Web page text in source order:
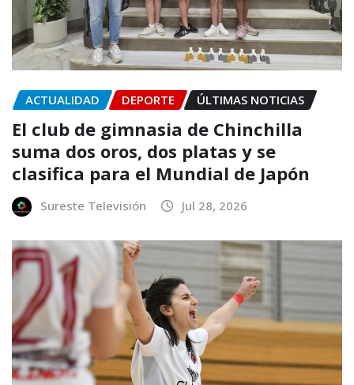
ACTUALIDAD DEPORTE ÚLTIMAS NOTICIAS
El club de gimnasia de Chinchilla
suma dos oros, dos platas y se
clasifica para el Mundial de Japón
Sureste Televisión Jul 28, 2026